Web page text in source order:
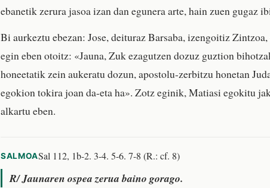
ebanetik zerura jasoa izan dan egunera arte, hain zuen gugaz
Bi aurkeztu ebezan: Jose, deituraz Barsaba, izengoitiz
egin eben otoitz: «Jauna, Zuk ezagutzen dozuz guztion
honeetatik zein aukeratu dozun, apostolu-zerbitzu honetan
egokion tokira joan da-eta ha». Zotz eginik, Matiasi egokitu
alkartu eben.
SALMOASal 112, 1b-2. 3-4. 5-6. 7-8 (R.: cf. 8)
R/Jaunaren ospea zerua baino gorago.